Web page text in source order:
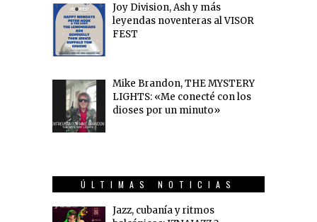
Joy Division, Ash y más
leyendas noventeras al VISOR
FEST
Mike Brandon, THE MYSTERY
LIGHTS: «Me conecté con los
dioses por un minuto»
ÚLTIMAS NOTICIAS
Jazz, cubanía y ritmos